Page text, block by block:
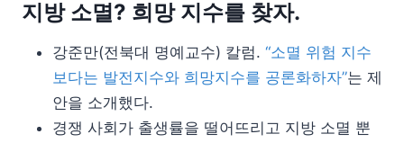
지방 소멸? 희망 지수를 찾자.
강준만(전북대 명예교수) 칼럼. “소멸 위험 지수
보다는 발전지수와 희망지수를 공론화하자”는 제
안을 소개했다.
경쟁 사회가 출생률을 떨어뜨리고 지방 소멸 뿐